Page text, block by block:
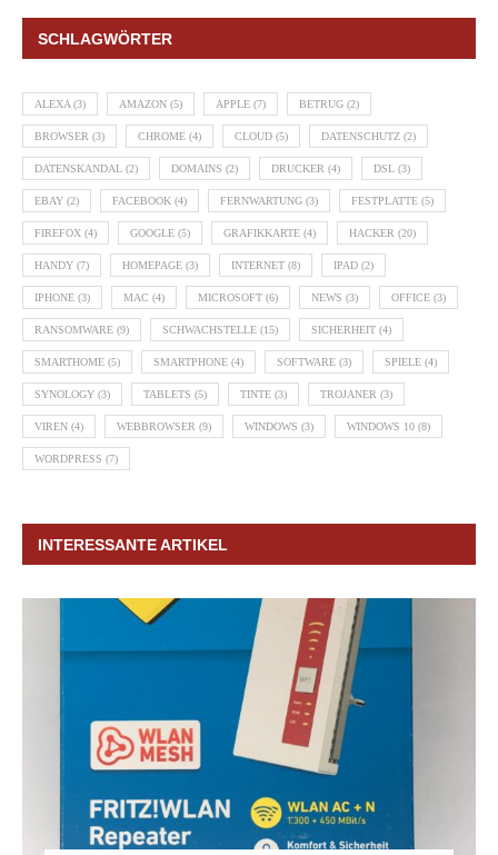
SCHLAGWÖRTER
ALEXA (3) AMAZON (5) APPLE (7) BETRUG (2)
BROWSER (3) CHROME (4) CLOUD (5) DATENSCHUTZ (2)
DATENSKANDAL (2) DOMAINS (2) DRUCKER (4) DSL (3)
EBAY (2) FACEBOOK (4) FERNWARTUNG (3) FESTPLATTE (5)
FIREFOX (4) GOOGLE (5) GRAFIKKARTE (4) HACKER (20)
HANDY (7) HOMEPAGE (3) INTERNET (8) IPAD (2)
IPHONE (3) MAC (4) MICROSOFT (6) NEWS (3) OFFICE (3)
RANSOMWARE (9) SCHWACHSTELLE (15) SICHERHEIT (4)
SMARTHOME (5) SMARTPHONE (4) SOFTWARE (3) SPIELE (4)
SYNOLOGY (3) TABLETS (5) TINTE (3) TROJANER (3)
VIREN (4) WEBBROWSER (9) WINDOWS (3) WINDOWS 10 (8)
WORDPRESS (7)
INTERESSANTE ARTIKEL